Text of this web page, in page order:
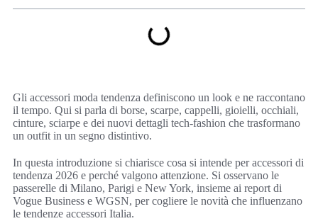
Gli accessori moda tendenza definiscono un look e ne raccontano
il tempo. Qui si parla di borse, scarpe, cappelli, gioielli, occhiali,
cinture, sciarpe e dei nuovi dettagli tech-fashion che trasformano
un outfit in un segno distintivo.
In questa introduzione si chiarisce cosa si intende per accessori di
tendenza 2026 e perché valgono attenzione. Si osservano le
passerelle di Milano, Parigi e New York, insieme ai report di
Vogue Business e WGSN, per cogliere le novità che influenzano
le tendenze accessori Italia.